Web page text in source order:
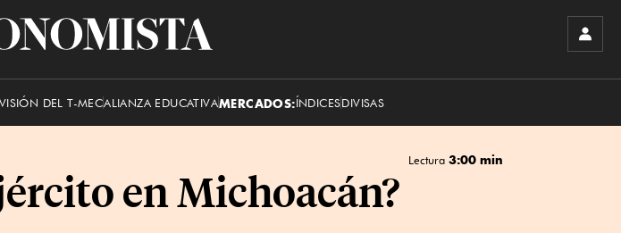
El
DEL T-MECALIANZA EDUCATIVAMERCADOS:ÍNDICESDIVISAS
Lectura 3:00 min
en Michoacán?